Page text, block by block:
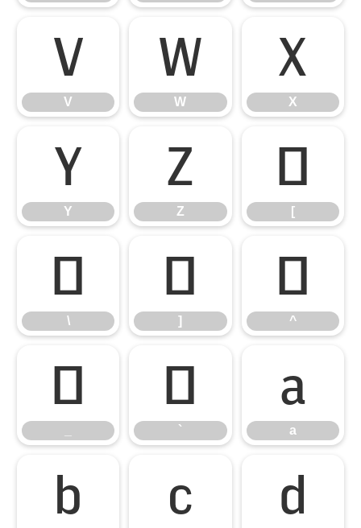
V
V
W
W
X
X
Y
Y
Z
Z
[
[
\
\
]
]
^
^
_ `
`
a
a
b c d